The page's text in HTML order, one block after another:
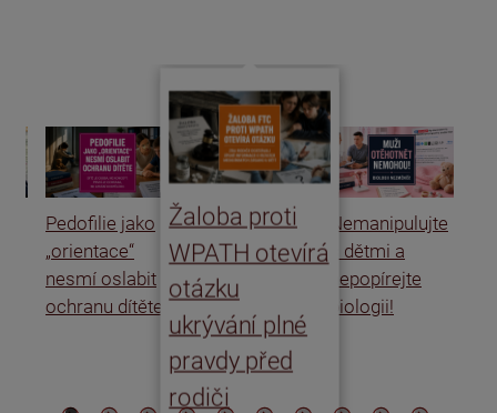
Pedofilie jako
„orientace“
nesmí oslabit
ochranu dítěte
Žaloba proti
WPATH otevírá
otázku
ukrývání plné
pravdy před
rodiči
Nemanipulujte
s dětmi a
nepopírejte
biologii!